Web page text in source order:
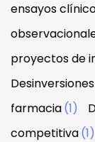
ensayos
proyectos de
farmacia(1)
competitiva(1)